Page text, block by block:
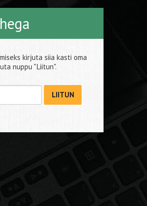
kirjuta siia kasti oma
nuppu "Liitun".
LIITUN